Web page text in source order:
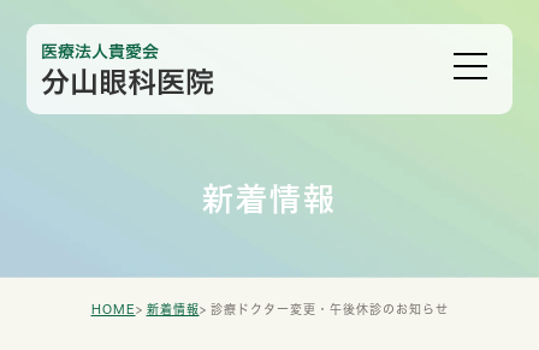
新着情報
HOME 新着情報 診療ドクター変更・午後休診のお知らせ